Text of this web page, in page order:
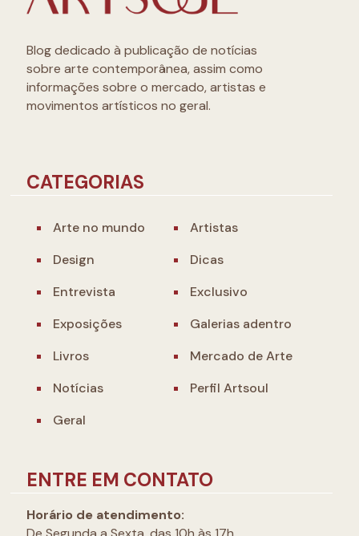
Blog dedicado à publicação de notícias
sobre arte contemporânea, assim como
informações sobre o mercado, artistas e
movimentos artísticos no geral.
CATEGORIAS
Arte no mundo
Artistas
Design
Dicas
Entrevista
Exclusivo
Exposições
Galerias adentro
Livros
Mercado de Arte
Notícias
Perfil Artsoul
Geral
ENTRE EM CONTATO
Horário de atendimento: